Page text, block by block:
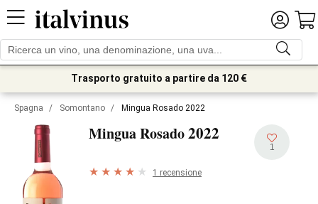
Trasporto gratuito a partire da 120 €
Spagna / Somontano / Mingua Rosado 2022
Mingua Rosado2022
1
1 recensione